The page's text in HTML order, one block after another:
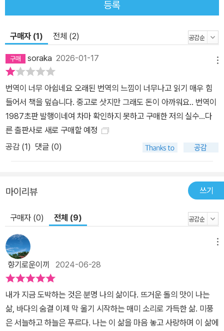
등록
구매자 (1) 전체 (2)
soraka 2026-01-17
번역이 너무 아쉽네요 오래된 번역의 느낌이 너무나고 읽기 매우 힘
들어서 책을 덮습니다. 중고로 삿지만 그래도 돈이 아까워요.. 번역이
1987초판 발행이네여 차마 확인하지 못하고 구매한 저의 실수...다
른 출판사로 새로 구매할 예정
공감 (1) 댓글 (0)
마이리뷰 쓰기
구매자 (0) 전체 (9)
향기로운이끼 2024-06-28
내가 지금 도박하는 것은 분명 나의 삶이다. 뜨거운 돌의 맛이 나는
삶, 바다의 숨결 이제 막 울기 시작하는 매미 소리로 가득한 삶. 미풍
은 서늘하고 하늘은 푸르다. 나는 이 삶을 마음 놓고 사랑하며 이 삶에